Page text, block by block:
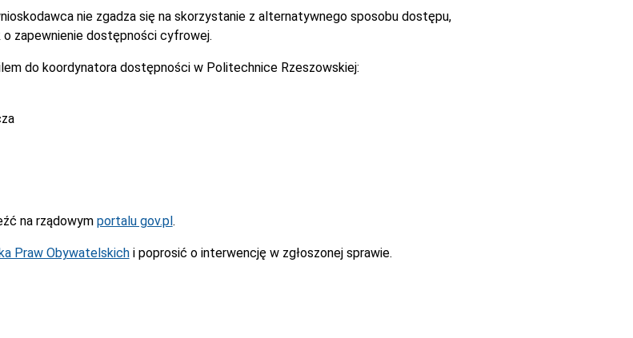
nie zgadza się na skorzystanie z alternatywnego sposobu dostępu,
zapewnienie dostępności cyfrowej.
do koordynatora dostępności w Politechnice Rzeszowskiej:
na rządowym portalu gov.pl .
Praw Obywatelskichi poprosić o interwencję w zgłoszonej sprawie.